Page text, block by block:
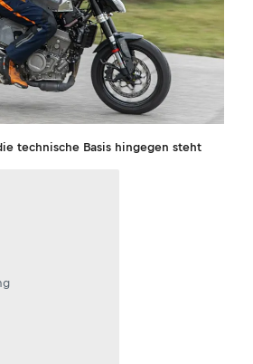
technische Basis hingegen steht